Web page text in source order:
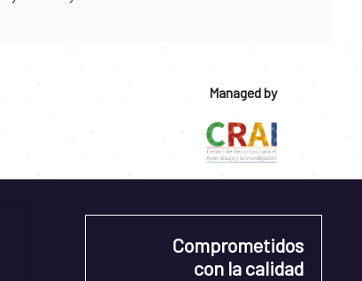
Managed by
Comprometidos
con la calidad